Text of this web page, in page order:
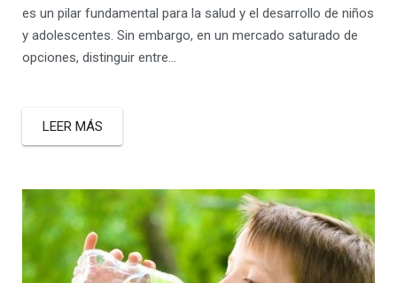
es un pilar fundamental para la salud y el desarrollo de niños
y adolescentes. Sin embargo, en un mercado saturado de
opciones, distinguir entre…
LEER MÁS